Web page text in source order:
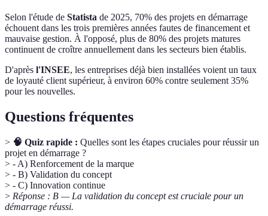
Selon l'étude de Statista de 2025, 70% des projets en démarrage
échouent dans les trois premières années fautes de financement et
mauvaise gestion. À l'opposé, plus de 80% des projets matures
continuent de croître annuellement dans les secteurs bien établis.
D'après l'INSEE, les entreprises déjà bien installées voient un taux
de loyauté client supérieur, à environ 60% contre seulement 35%
pour les nouvelles.
Questions fréquentes
> 🧠 Quiz rapide : Quelles sont les étapes cruciales pour réussir un
projet en démarrage ?
> - A) Renforcement de la marque
> - B) Validation du concept
> - C) Innovation continue
> Réponse : B — La validation du concept est cruciale pour un
démarrage réussi.